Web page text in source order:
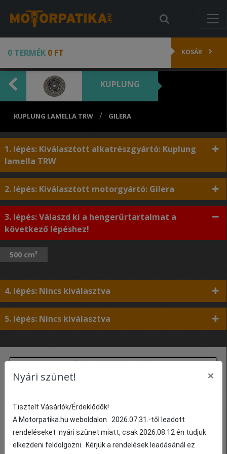
0 TERMÉK 0 FT KOSÁR
KUPLUNG
KUPLUNG LAMELLA TRW / GILERA
1. lépés: Kiválasztott alkatrészgyártó: Kuplung
lamella TRW
2. lépés: Kiválasztott motorgyártó: Gilera
3. lépés: Válaszd ki a hengerűrtartalmat a
következő lépéshez!
500 cm³
4. lépés: Nincs kiválasztva
5. lépés: Nincs kiválasztva
Kuplung lamella szett MCC109-8 TRW
Nyári szünet! ×
Tisztelt Vásárlók/Érdeklődők!
A Motorpatika.hu weboldalon 2026.07.31.-től leadott
rendeléseket nyári szünet miatt, csak 2026.08.12 én tudjuk
elkezdeni feldolgozni. Kérjük a rendelések leadásánál ez